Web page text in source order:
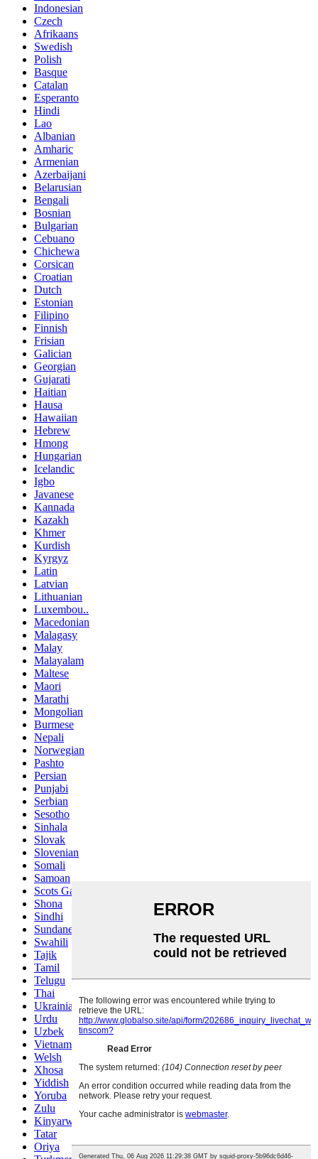
Indonesian
Czech
Afrikaans
Swedish
Polish
Basque
Catalan
Esperanto
Hindi
Lao
Albanian
Amharic
Armenian
Azerbaijani
Belarusian
Bengali
Bosnian
Bulgarian
Cebuano
Chichewa
Corsican
Croatian
Dutch
Estonian
Filipino
Finnish
Frisian
Galician
Georgian
Gujarati
Haitian
Hausa
Hawaiian
Hebrew
Hmong
Hungarian
Icelandic
Igbo
Javanese
Kannada
Kazakh
Khmer
Kurdish
Kyrgyz
Latin
Latvian
Lithuanian
Luxembou..
Macedonian
Malagasy
Malay
Malayalam
Maltese
Maori
Marathi
Mongolian
Burmese
Nepali
Norwegian
Pashto
Persian
Punjabi
Serbian
Sesotho
Sinhala
Slovak
Slovenian
Somali
Samoan
Scots Gaelic
Shona
Sindhi
Sundanese
Swahili
Tajik
Tamil
Telugu
Thai
Ukrainian
Urdu
Uzbek
Vietnamese
Welsh
Xhosa
Yiddish
Yoruba
Zulu
Kinyarwanda
Tatar
Oriya